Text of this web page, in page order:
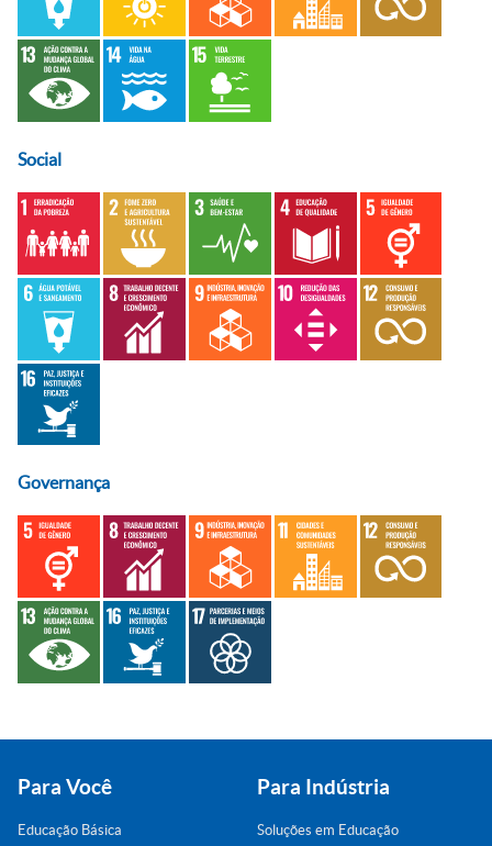
Social
Governança
Para Você
Educação Básica
Para Indústria
Soluções em Educação